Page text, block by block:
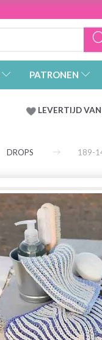
PATRONEN
LEVERTIJD
DROPS 189-